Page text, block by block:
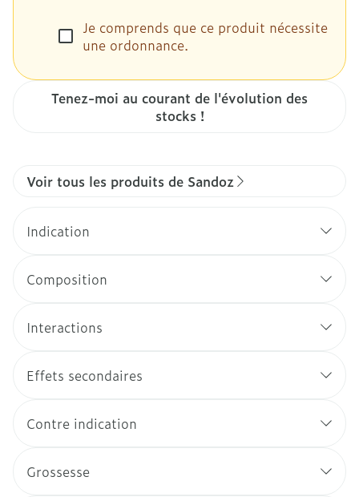
Je comprends que ce produit nécessite
une ordonnance.
Tenez-moi au courant de l'évolution des
stocks !
Voir tous les produits de Sandoz
Indication
Composition
Interactions
Effets secondaires
Contre indication
Grossesse